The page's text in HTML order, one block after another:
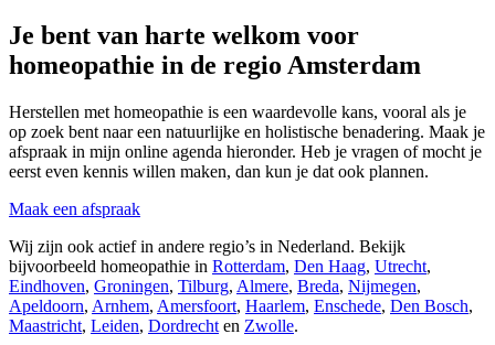
Je bent van harte welkom voor
homeopathie in de regio Amsterdam
Herstellen met homeopathie is een waardevolle kans, vooral als je
op zoek bent naar een natuurlijke en holistische benadering. Maak je
afspraak in mijn online agenda hieronder. Heb je vragen of mocht je
eerst even kennis willen maken, dan kun je dat ook plannen.
Maak een afspraak
Wij zijn ook actief in andere regio’s in Nederland. Bekijk
bijvoorbeeld homeopathie in Rotterdam, Den Haag, Utrecht,
Eindhoven, Groningen, Tilburg, Almere, Breda, Nijmegen,
Apeldoorn, Arnhem, Amersfoort, Haarlem, Enschede, Den Bosch,
Maastricht, Leiden, Dordrecht en Zwolle.